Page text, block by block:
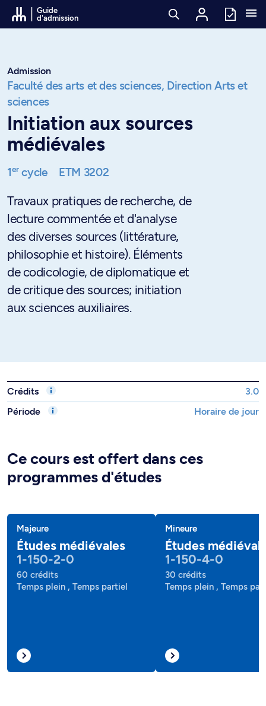
Passer au contenu
Guide
d'admission
Admission
Faculté des arts et des sciences, Direction Arts et
sciences
Initiation aux sources
médiévales
1ercycle ETM 3202
Travaux pratiques de recherche, de
lecture commentée et d'analyse
des diverses sources (littérature,
philosophie et histoire). Éléments
de codicologie, de diplomatique et
de critique des sources; initiation
aux sciences auxiliaires.
Crédits
3.0
Période
Horaire de jour
Ce cours est offert dans ces
programmes d'études
Majeure
Études médiévales
1-150-2-0
60 crédits
Temps plein , Temps partiel
Mineure
Études
1-150-4-0
30 crédits
Temps plein , Temps